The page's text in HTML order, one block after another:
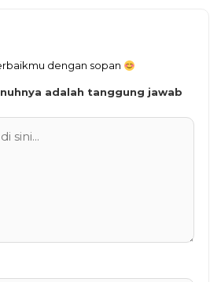
dengan sopan
adalah tanggung jawab